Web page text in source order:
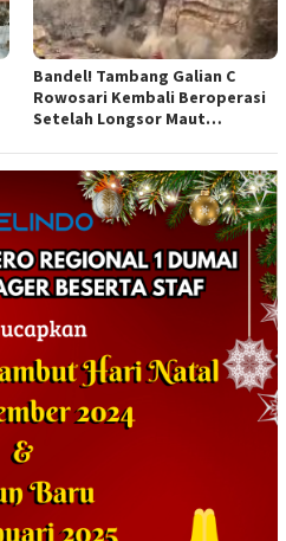
Bandel! Tambang Galian C
Rowosari Kembali Beroperasi
Setelah Longsor Maut